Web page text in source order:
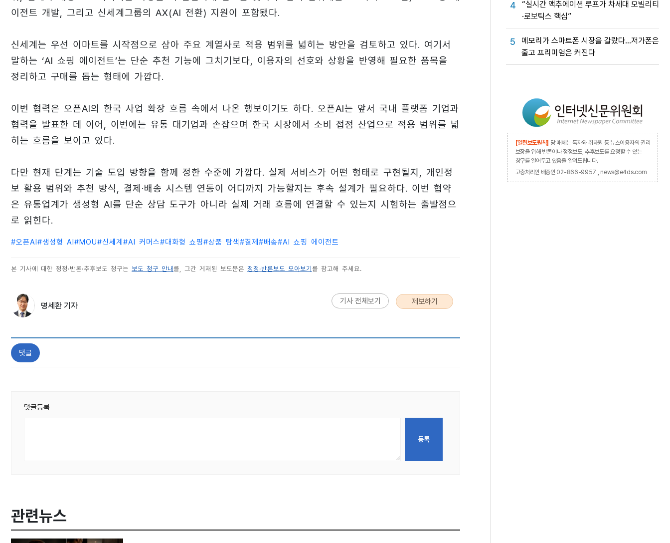
이전트 개발, 그리고 신세계그룹의 AX(AI 전환) 지원이 포함됐다.
신세계는 우선 이마트를 시작점으로 삼아 주요 계열사로 적용 범위를 넓히는 방안을 검토하고 있다. 여기서
말하는 ‘AI 쇼핑 에이전트’는 단순 추천 기능에 그치기보다, 이용자의 선호와 상황을 반영해 필요한 품목을
정리하고 구매를 돕는 형태에 가깝다.
이번 협력은 오픈AI의 한국 사업 확장 흐름 속에서 나온 행보이기도 하다. 오픈AI는 앞서 국내 플랫폼 기업과
협력을 발표한 데 이어, 이번에는 유통 대기업과 손잡으며 한국 시장에서 소비 접점 산업으로 적용 범위를 넓
히는 흐름을 보이고 있다.
다만 현재 단계는 기술 도입 방향을 함께 정한 수준에 가깝다. 실제 서비스가 어떤 형태로 구현될지, 개인정
보 활용 범위와 추천 방식, 결제·배송 시스템 연동이 어디까지 가능할지는 후속 설계가 필요하다. 이번 협약
은 유통업계가 생성형 AI를 단순 상담 도구가 아니라 실제 거래 흐름에 연결할 수 있는지 시험하는 출발점으
로 읽힌다.
#오픈AI#생성형 AI#MOU#신세계 #AI 커머스#대화형 쇼핑#상품 탐색#결제 #배송#AI 쇼핑 에이전트
본 기사에 대한 정정·반론·추후보도 청구는 보도 청구 안내 를, 그간 게재된 보도문은 정정·반론보도 모아보기 를 참고해 주세요.
명세환 기자 기사 전체보기 제보하기
댓글
댓글등록
관련뉴스
4
“실시간 액추에이션 루프가 차세대 모빌리티
·로보틱스 핵심”
5
메모리가 스마트폰 시장을 갈랐다…저가폰은
줄고 프리미엄은 커진다
[열린보도원칙] 당 매체는 독자와 취재원 등 뉴스이용자의 권리
보장을 위해 반론이나 정정보도, 추후보도를 요청할 수 있는
창구를 열어두고 있음을 알려드립니다.
고충처리인 배종인 02-866-9957 , news@e4ds.com